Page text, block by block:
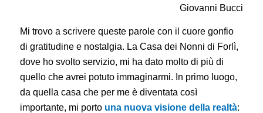
Giovanni Bucci
Mi trovo a scrivere queste parole con il cuore gonfio
di gratitudine e nostalgia. La Casa dei Nonni di Forlì,
dove ho svolto servizio, mi ha dato molto di più di
quello che avrei potuto immaginarmi. In primo luogo,
da quella casa che per me è diventata così
importante, mi porto una nuova visione della realtà: